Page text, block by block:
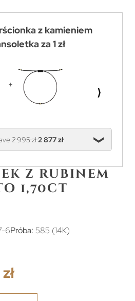
z kamieniem
za 1 zł
⟩
2 995 zł2 877 zł
z rubinem
1,70ct
6Próba: 585 (14K)